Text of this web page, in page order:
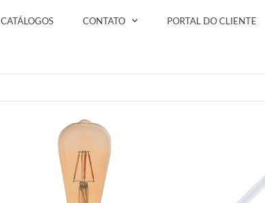
CATÁLOGOS CONTATO PORTAL DO CLIENTE